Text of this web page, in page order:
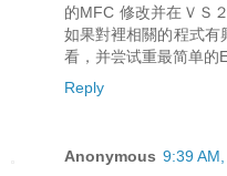
的MFC 修改并在ＶＳ
如果對裡相關的程式有
看，并尝试重最简单的
Reply
Anonymous 9:39